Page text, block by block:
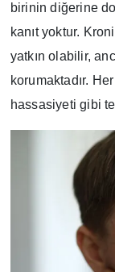
birinin diğerine
kanıt yoktur.
yatkın olabilir,
korumaktadır.
hassasiyeti gibi